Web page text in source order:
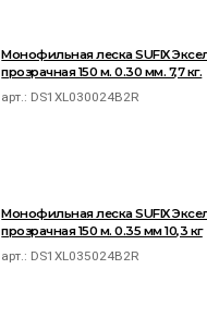
Монофильная леска SUFIX
прозрачная 150 м. 0.30 мм. 7,7 кг.
арт.: DS1XL030024B2R
Монофильная леска SUFIX
прозрачная 150 м. 0.35 мм 10,3 кг
арт.: DS1XL035024B2R